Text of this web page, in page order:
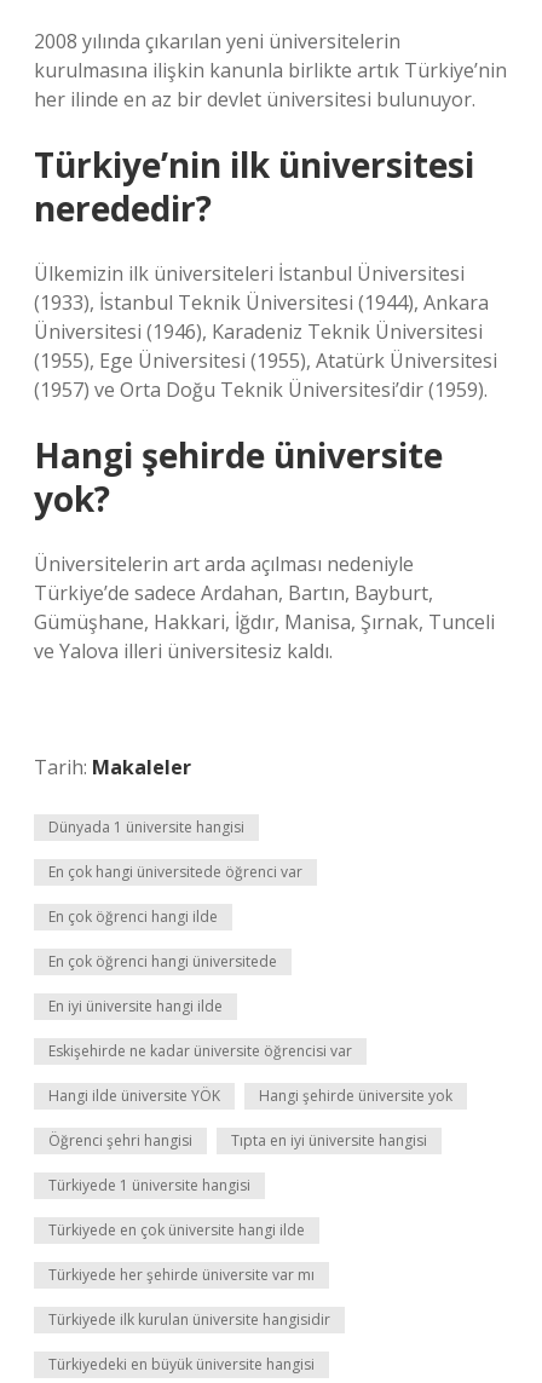
2008 yılında çıkarılan yeni üniversitelerin
kurulmasına ilişkin kanunla birlikte artık Türkiye’nin
her ilinde en az bir devlet üniversitesi bulunuyor.
Türkiye’nin ilk üniversitesi
nerededir?
Ülkemizin ilk üniversiteleri İstanbul Üniversitesi
(1933), İstanbul Teknik Üniversitesi (1944), Ankara
Üniversitesi (1946), Karadeniz Teknik Üniversitesi
(1955), Ege Üniversitesi (1955), Atatürk Üniversitesi
(1957) ve Orta Doğu Teknik Üniversitesi’dir (1959).
Hangi şehirde üniversite
yok?
Üniversitelerin art arda açılması nedeniyle
Türkiye’de sadece Ardahan, Bartın, Bayburt,
Gümüşhane, Hakkari, İğdır, Manisa, Şırnak, Tunceli
ve Yalova illeri üniversitesiz kaldı.
Tarih: Makaleler
Dünyada 1 üniversite hangisi
En çok hangi üniversitede öğrenci var
En çok öğrenci hangi ilde
En çok öğrenci hangi üniversitede
En iyi üniversite hangi ilde
Eskişehirde ne kadar üniversite öğrencisi var
Hangi ilde üniversite YÖK Hangi şehirde üniversite yok
Öğrenci şehri hangisi Tıpta en iyi üniversite hangisi
Türkiyede 1 üniversite hangisi
Türkiyede en çok üniversite hangi ilde
Türkiyede her şehirde üniversite var mı
Türkiyede ilk kurulan üniversite hangisidir
Türkiyedeki en büyük üniversite hangisi